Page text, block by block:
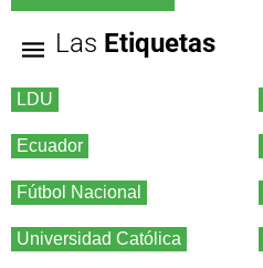
Las Etiquetas
LDU
Ecuador
Fútbol Nacional
Universidad Católica